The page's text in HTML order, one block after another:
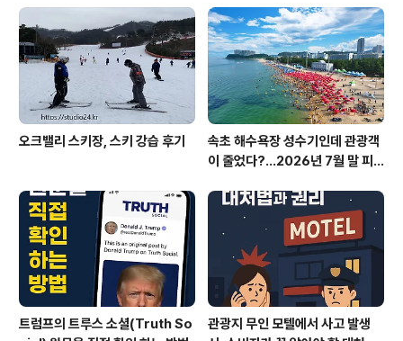
수 있었던 중요한 시기로, 많은 외국의 도움을 받으며 전투
기와 훈련 기회를 확보하였습니다. 한국 공군의 초창기 단
계에서는 주로 미국의 비행기와 장비를 사용하였습니다.F-
51 머스탱과 같은 전투기가 처음 ..
오크밸리 스키장, 스키 강습 후기
속초 해수욕장 성수기인데 관광객
이 줄었다?…2026년 7월 말 피
트럼프의 트루스 소셜(Truth So
관광지 무인 모텔에서 사고 발생